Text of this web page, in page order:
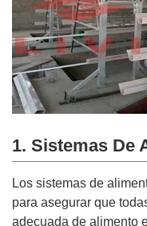
1. Sistemas De
Los sistemas de
para asegurar que
adecuada de alimento